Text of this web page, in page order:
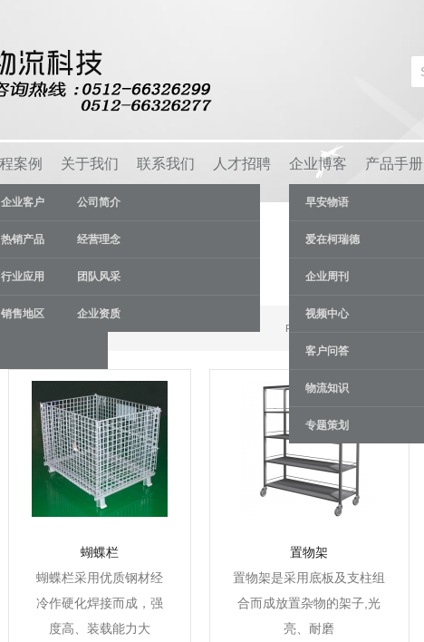
案例
企业客户
热销产品
行业应用
销售地区
关于我们
公司简介
经营理念
团队风采
企业资质
联系我们 人才招聘 企业博客
早安物语
爱在柯瑞德
企业周刊
视频中心
客户问答
物流知识
专题策划
产品手册
Results 1 - 9 of 26
蝴蝶栏
蝴蝶栏采用优质钢材经
冷作硬化焊接而成，强
度高、装载能力大
置物架
置物架是采用底板及支柱组
合而成放置杂物的架子,光
亮、耐磨